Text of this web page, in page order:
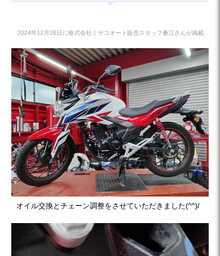
2024年12月26日に株式会社ミヤコオート販売スタッフ桑江さんが掲載
オイル交換とチェーン調整をさせていただきました(^^)/